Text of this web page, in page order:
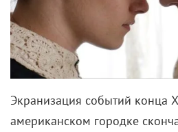
Экранизация событий конца
американском городке